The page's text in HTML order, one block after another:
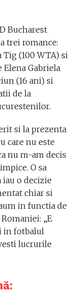
Bucharest
trei romance:
Tig (100 WTA) si
Elena Gabriela
(16 ani) si
de la
si la prezenta
care nu este
nu m-am decis
O sa
o decizie
chiar si
in functia de
„E
in fotbalul
lucrurile